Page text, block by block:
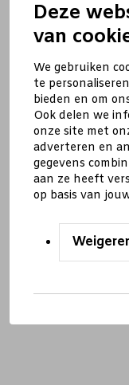
Deze
van
We gebruiken
te
bieden en om
Ook delen we
onze site met
adverteren en
gegevens
aan ze heeft
op basis van